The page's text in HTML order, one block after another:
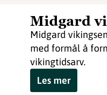
Midgard
Midgard
med formål å
vikingtidsarv.
Les mer